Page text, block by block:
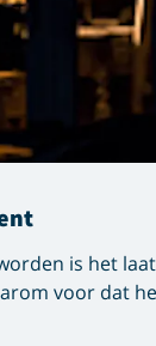
is het
voor dat